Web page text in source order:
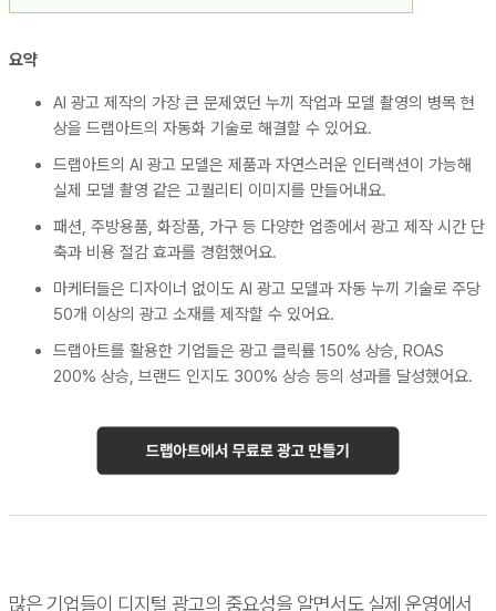
요약
AI 광고 제작의 가장 큰 문제였던 누끼 작업과 모델 촬영의 병목 현
상을 드랩아트의 자동화 기술로 해결할 수 있어요.
드랩아트의 AI 광고 모델은 제품과 자연스러운 인터랙션이 가능해
실제 모델 촬영 같은 고퀄리티 이미지를 만들어내요.
패션, 주방용품, 화장품, 가구 등 다양한 업종에서 광고 제작 시간 단
축과 비용 절감 효과를 경험했어요.
마케터들은 디자이너 없이도 AI 광고 모델과 자동 누끼 기술로 주당
50개 이상의 광고 소재를 제작할 수 있어요.
드랩아트를 활용한 기업들은 광고 클릭률 150% 상승, ROAS
200% 상승, 브랜드 인지도 300% 상승 등의 성과를 달성했어요.
많은 기업들이 디지털 광고의 중요성을 알면서도 실제 운영에서